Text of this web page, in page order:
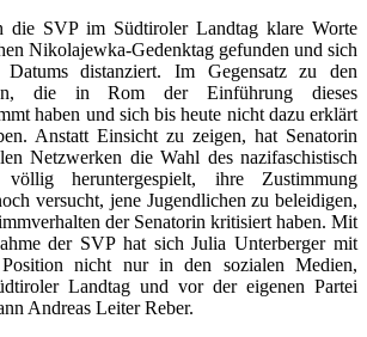
die SVP im Südtiroler Landtag klare Worte
Nikolajewka-Gedenktag gefunden und sich
distanziert. Im Gegensatz zu den
die in Rom der Einführung dieses
haben und sich bis heute nicht dazu erklärt
Anstatt Einsicht zu zeigen, hat Senatorin
Netzwerken die Wahl des nazifaschistisch
völlig heruntergespielt, ihre Zustimmung
versucht, jene Jugendlichen zu beleidigen,
der Senatorin kritisiert haben. Mit
der SVP hat sich Julia Unterberger mit
nicht nur in den sozialen Medien,
Landtag und vor der eigenen Partei
Andreas Leiter Reber.